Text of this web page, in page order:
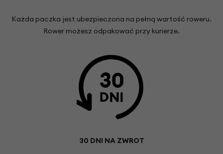
Każda paczka jest ubezpieczona na pełną wartość roweru.
Rower możesz odpakować przy kurierze.
30 DNI NA ZWROT